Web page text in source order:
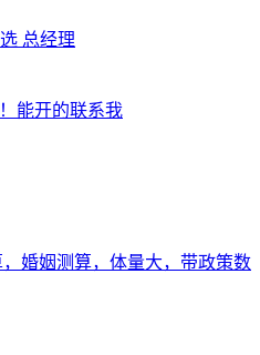
总经理
能开的联系我
婚姻测算，体量大，带政策数